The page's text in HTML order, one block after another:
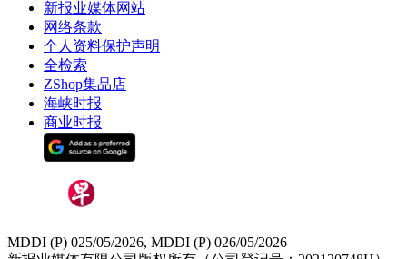
新报业媒体网站
网络条款
个人资料保护声明
全检索
ZShop集品店
海峡时报
商业时报
MDDI (P) 025/05/2026, MDDI (P) 026/05/2026